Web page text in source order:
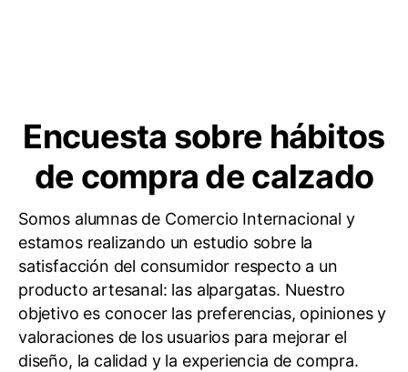
Encuesta sobre hábitos
de compra de calzado
Somos alumnas de Comercio Internacional y
estamos realizando un estudio sobre la
satisfacción del consumidor respecto a un
producto artesanal: las alpargatas. Nuestro
objetivo es conocer las preferencias, opiniones y
valoraciones de los usuarios para mejorar el
diseño, la calidad y la experiencia de compra.